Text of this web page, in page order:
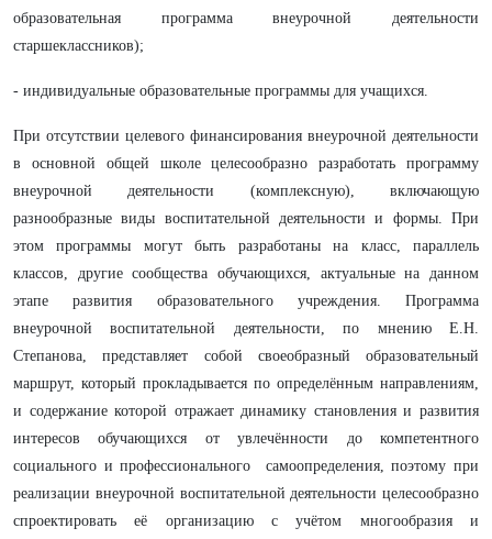
образовательная программа внеурочной деятельности
старшеклассников);
- индивидуальные образовательные программы для учащихся.
При отсутствии целевого финансирования внеурочной деятельности
в основной общей школе целесообразно разработать программу
внеурочной деятельности (комплексную), включающую
разнообразные виды воспитательной деятельности и формы. При
этом программы могут быть разработаны на класс, параллель
классов, другие сообщества обучающихся, актуальные на данном
этапе развития образовательного учреждения. Программа
внеурочной воспитательной деятельности, по мнению Е.Н.
Степанова, представляет собой своеобразный образовательный
маршрут, который прокладывается по определённым направлениям,
и содержание которой отражает динамику становления и развития
интересов обучающихся от увлечённости до компетентного
социального и профессионального самоопределения, поэтому при
реализации внеурочной воспитательной деятельности целесообразно
спроектировать её организацию с учётом многообразия и